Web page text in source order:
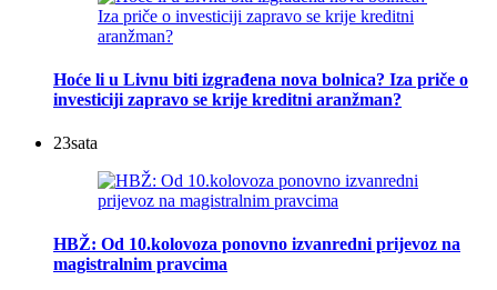
Hoće li u Livnu biti izgrađena nova bolnica? Iza priče o
investiciji zapravo se krije kreditni aranžman?
23sata
HBŽ: Od 10.kolovoza ponovno izvanredni prijevoz na
magistralnim pravcima